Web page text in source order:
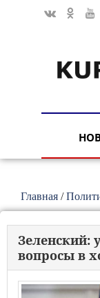
Главная /
Зеленский:
вопросы в